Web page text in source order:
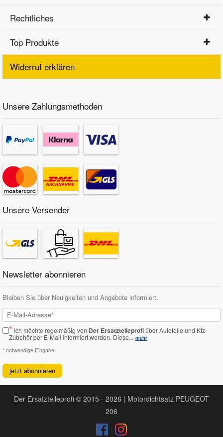
Rechtliches
Top Produkte
Widerruf erklären
Unsere Zahlungsmethoden
Unsere Versender
Newsletter abonnieren
Bleiben Sie über Neuigkeiten und Angebote informiert.
* Ich möchte regelmäßig von Der Ersatzteileprofiüber Autoteile und Kfz-
Zubehör per E-Mail informiert werden. Diese... mehr
* notwendige Eingabe
jetzt abonnieren
Der Ersatzteileprofi © 2015 - 2026 | Motordichtsatz PEUGEOT
206